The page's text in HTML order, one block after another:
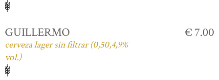
GUILLERMO
cerveza lager sin filtrar (0,50,4,9%
vol.)
€ 7.00